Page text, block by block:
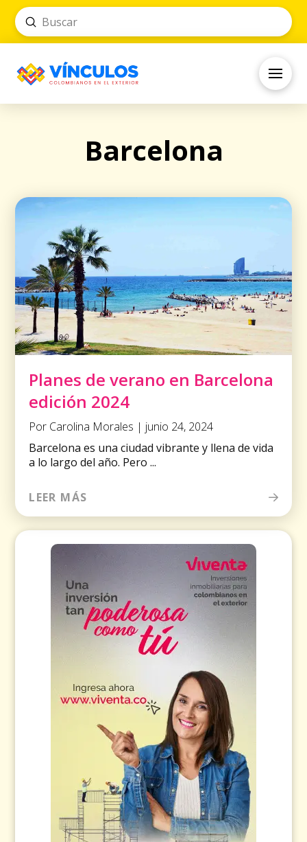
Search
Submit
Barcelona
Planes de verano en Barcelona
edición 2024
Por Carolina Morales | junio 24, 2024
Barcelona es una ciudad vibrante y llena de vida
a lo largo del año. Pero ...
LEER MÁS